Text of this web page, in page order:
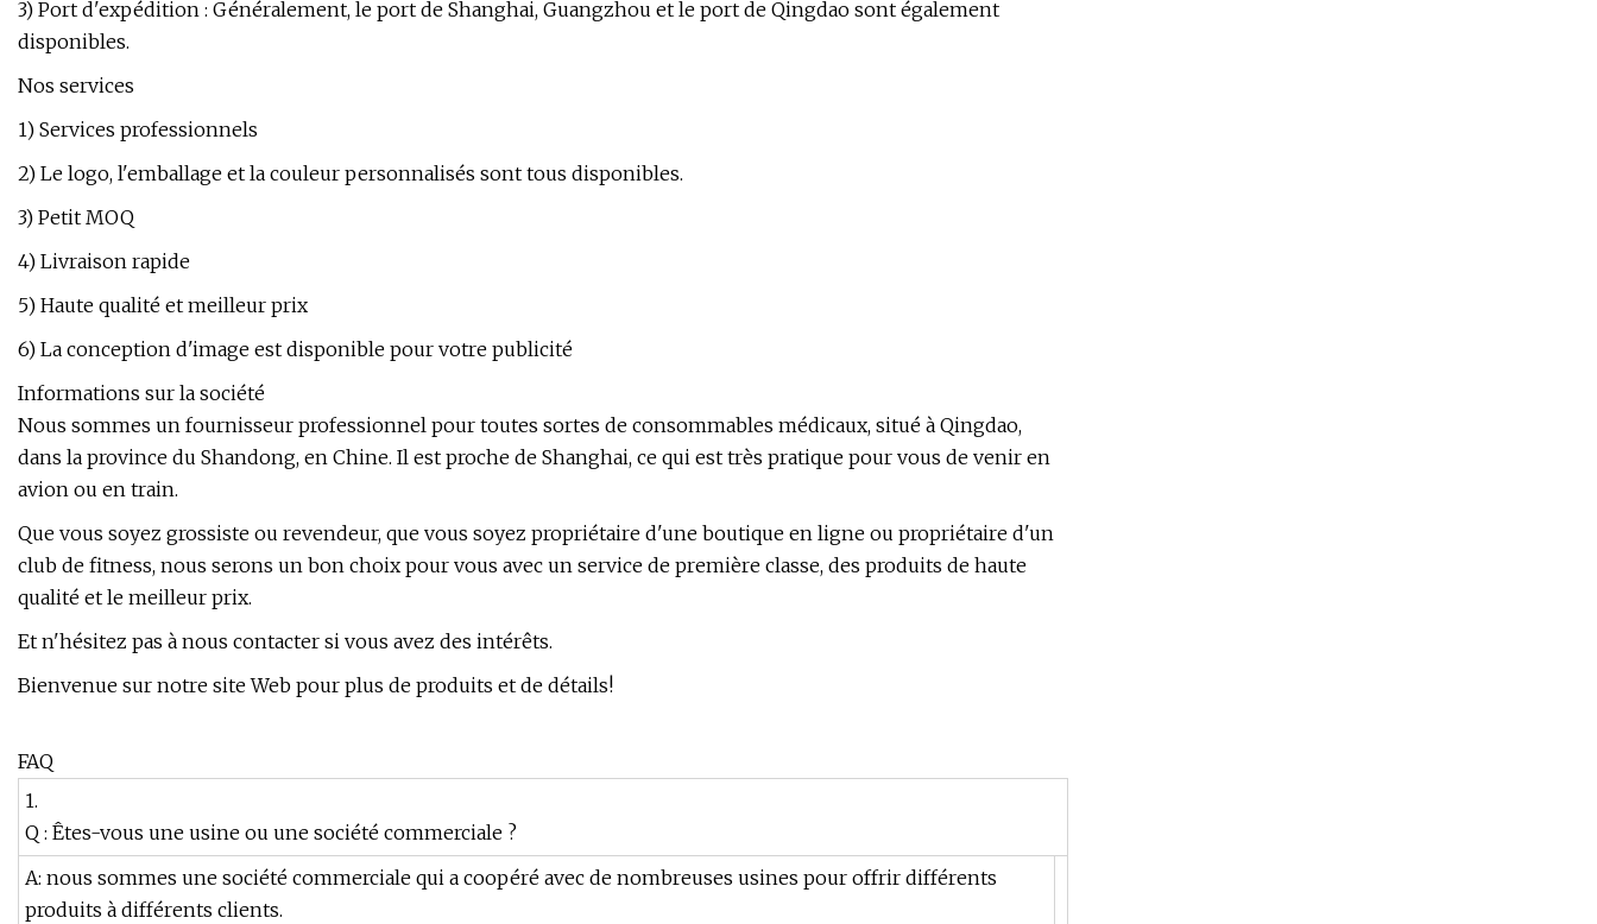
3) Port d'expédition : Généralement, le port de Shanghai, Guangzhou et le port de Qingdao sont également
disponibles.
Nos services
1) Services professionnels
2) Le logo, l'emballage et la couleur personnalisés sont tous disponibles.
3) Petit MOQ
4) Livraison rapide
5) Haute qualité et meilleur prix
6) La conception d'image est disponible pour votre publicité
Informations sur la société
Nous sommes un fournisseur professionnel pour toutes sortes de consommables médicaux, situé à Qingdao,
dans la province du Shandong, en Chine. Il est proche de Shanghai, ce qui est très pratique pour vous de venir en
avion ou en train.
Que vous soyez grossiste ou revendeur, que vous soyez propriétaire d'une boutique en ligne ou propriétaire d'un
club de fitness, nous serons un bon choix pour vous avec un service de première classe, des produits de haute
qualité et le meilleur prix.
Et n'hésitez pas à nous contacter si vous avez des intérêts.
Bienvenue sur notre site Web pour plus de produits et de détails!
FAQ
1.
Q : Êtes-vous une usine ou une société commerciale ?
A: nous sommes une société commerciale qui a coopéré avec de nombreuses usines pour offrir différents
produits à différents clients.